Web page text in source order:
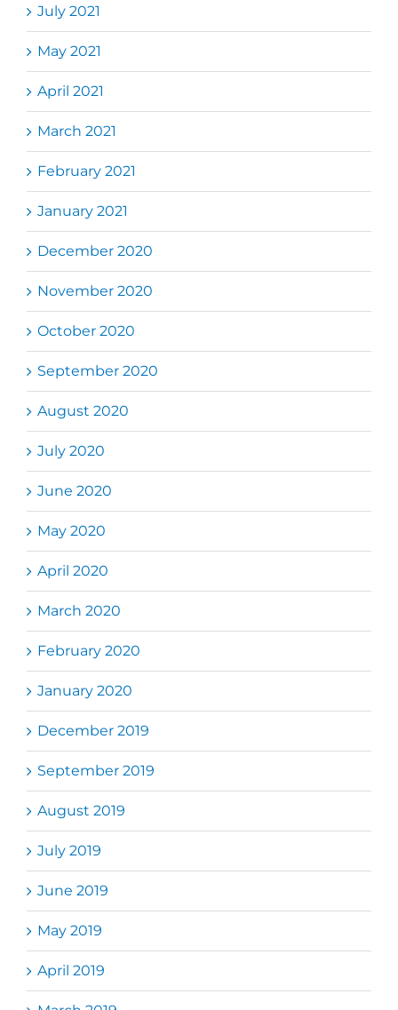
July 2021
May 2021
April 2021
March 2021
February 2021
January 2021
December 2020
November 2020
October 2020
September 2020
August 2020
July 2020
June 2020
May 2020
April 2020
March 2020
February 2020
January 2020
December 2019
September 2019
August 2019
July 2019
June 2019
May 2019
April 2019